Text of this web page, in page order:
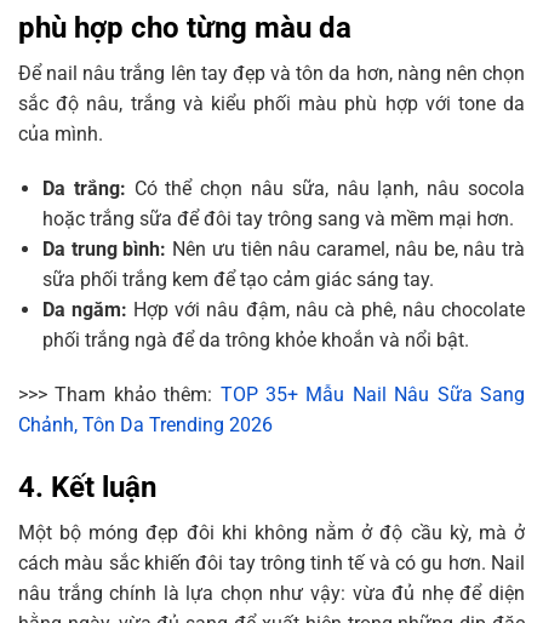
phù hợp cho từng màu da
Để nail nâu trắng lên tay đẹp và tôn da hơn, nàng nên chọn
sắc độ nâu, trắng và kiểu phối màu phù hợp với tone da
của mình.
Da trắng: Có thể chọn nâu sữa, nâu lạnh, nâu socola
hoặc trắng sữa để đôi tay trông sang và mềm mại hơn.
Da trung bình: Nên ưu tiên nâu caramel, nâu be, nâu trà
sữa phối trắng kem để tạo cảm giác sáng tay.
Da ngăm: Hợp với nâu đậm, nâu cà phê, nâu chocolate
phối trắng ngà để da trông khỏe khoắn và nổi bật.
>>> Tham khảo thêm: TOP 35+ Mẫu Nail Nâu Sữa Sang
Chảnh, Tôn Da Trending 2026
4. Kết luận
Một bộ móng đẹp đôi khi không nằm ở độ cầu kỳ, mà ở
cách màu sắc khiến đôi tay trông tinh tế và có gu hơn. Nail
nâu trắng chính là lựa chọn như vậy: vừa đủ nhẹ để diện